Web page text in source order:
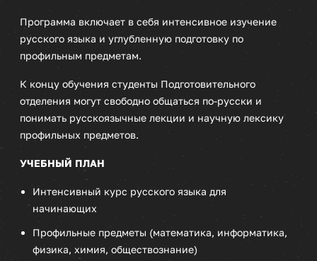
Программа включает в себя интенсивное изучение
русского языка и углубленную подготовку по
профильным предметам.
К концу обучения студенты Подготовительного
отделения могут свободно общаться по-русски и
понимать русскоязычные лекции и научную лексику
профильных предметов.
УЧЕБНЫЙ ПЛАН
Интенсивный курс русского языка для
начинающих
Профильные предметы (математика, информатика,
физика, химия, обществознание)